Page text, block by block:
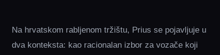
Na hrvatskom rabljenom tržištu, Prius se pojavljuje u
dva konteksta: kao racionalan izbor za vozače koji